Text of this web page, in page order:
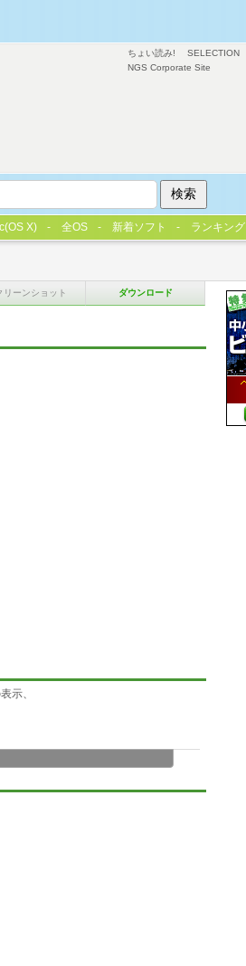
リーンショット ダウンロード
示、
ちょい読み! SELECTION
NGS Corporate Site
X) 全OS 新着ソフト ランキング